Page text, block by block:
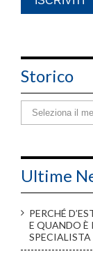
Storico
Storico
Ultime
PERCHÉ
E QUANDO È
SPECIALISTA